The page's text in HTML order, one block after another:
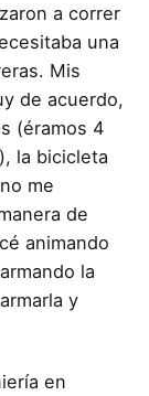
a correr
una
Mis
de acuerdo,
(éramos 4
la bicicleta
me
de
animando
la
y
en